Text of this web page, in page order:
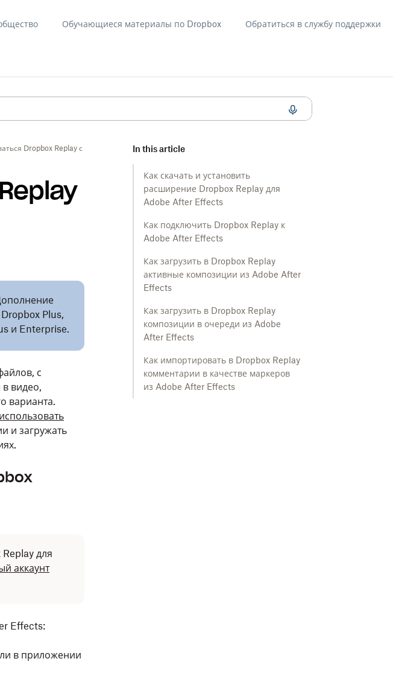
Обучающиеся материалы по Dropbox Обратиться в службу поддержки
Dropbox Replay с Adobe After EffectsIn this article
Как скачать и установить
расширение Dropbox Replay для
Adobe After Effects
Как подключить Dropbox Replay к
Adobe After Effects
Как загрузить в Dropbox Replay
активные композиции из Adobe After
Effects
Как загрузить в Dropbox Replay
композиции в очереди из Adobe
After Effects
Как импортировать в Dropbox Replay
комментарии в качестве маркеров
из Adobe After Effects
Plus,
и Enterprise.
с
видео,
варианта.
использовать
и загружать
для
аккаунт
Effects:
в приложении